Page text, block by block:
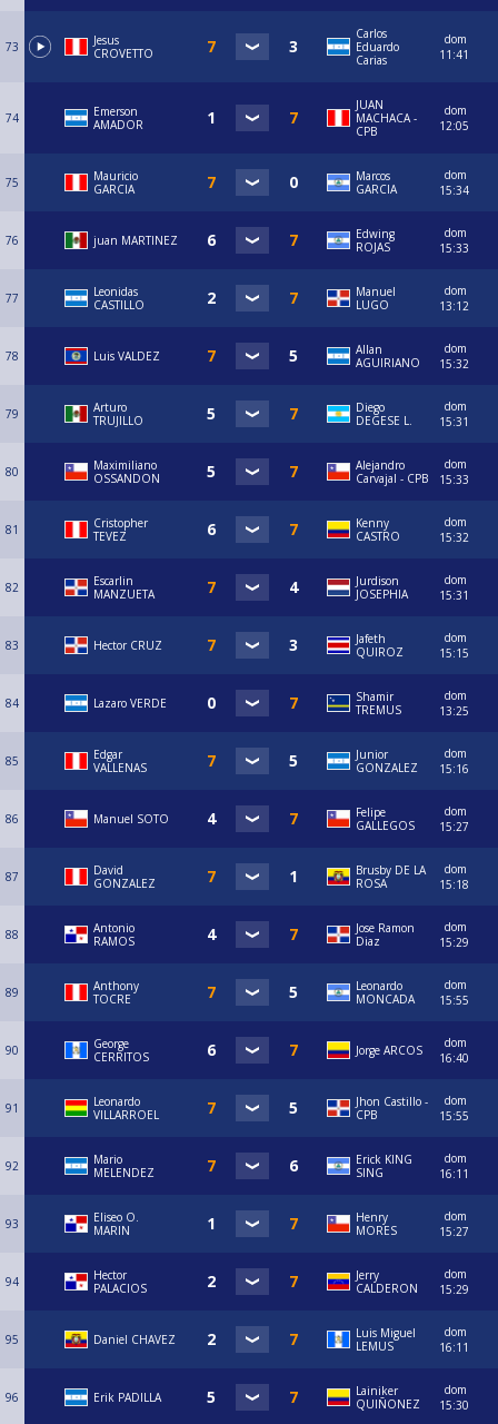
73
Jesus
CROVETTO
Carlos
Eduardo
Carias
dom
11:41
74
Emerson
AMADOR
JUAN
MACHACA -
CPB
dom
12:05
75
Mauricio
GARCIA
Marcos
GARCIA
dom
15:34
76 juan MARTINEZ
Edwing
ROJAS
dom
15:33
77
Leonidas
CASTILLO
Manuel
LUGO
dom
13:12
78 Luis VALDEZ
Allan
AGUIRIANO
dom
15:32
79
Arturo
TRUJILLO
Diego
DEGESE L.
dom
15:31
80
Maximiliano
OSSANDON
⁠Alejandro
Carvajal - CPB
dom
15:33
81
Cristopher
TEVEZ
Kenny
CASTRO
dom
15:32
82
Escarlin
MANZUETA
Jurdison
JOSEPHIA
dom
15:31
83 Hector CRUZ
Jafeth
QUIROZ
dom
15:15
84 Lazaro VERDE
Shamir
TREMUS
dom
13:25
85
Edgar
VALLENAS
Junior
GONZALEZ
dom
15:16
86 Manuel SOTO
Felipe
GALLEGOS
dom
15:27
87
David
GONZALEZ
Brusby DE LA
ROSA
dom
15:18
88
Antonio
RAMOS
Jose Ramon
Diaz
dom
15:29
89
Anthony
TOCRE
Leonardo
MONCADA
dom
15:55
90
George
CERRITOS
Jorge ARCOS
dom
16:40
91
Leonardo
VILLARROEL
Jhon Castillo -
CPB
dom
15:55
92
Mario
MELENDEZ
Erick KING
SING
dom
16:11
93
Eliseo O.
MARIN
Henry
MORES
dom
15:27
94
Hector
PALACIOS
Jerry
CALDERON
dom
15:29
95 Daniel CHAVEZ
Luis Miguel
LEMUS
dom
16:11
96 Erik PADILLA
Lainiker
QUIÑONEZ
dom
15:30